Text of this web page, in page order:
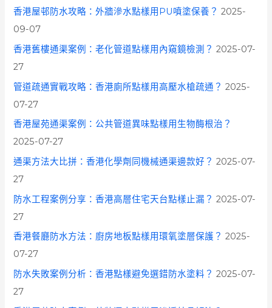
f
o
香港屋邨防水攻略：外牆滲水點樣用PU噴塗保養？ 2025-
09-07
香港舊樓通渠案例：老化管道點樣用內窺鏡檢測？ 2025-07-
27
管道疏通實戰攻略：香港廁所點樣用高壓水槍疏通？ 2025-
07-27
香港屋苑通渠案例：公共管道異味點樣用生物酶根治？
2025-07-27
通渠方法大比拼：香港化學劑同機械通渠邊款好？ 2025-07-
27
防水工程案例分享：香港高層住宅天台點樣止漏？ 2025-07-
27
香港餐廳防水方法：廚房地板點樣用環氧塗層保護？ 2025-
07-27
防水失敗案例分析：香港點樣避免選錯防水塗料？ 2025-07-
27